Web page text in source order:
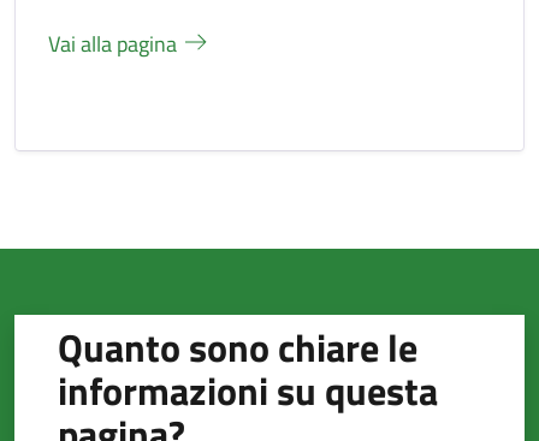
Vai alla pagina
Quanto sono chiare le
informazioni su questa